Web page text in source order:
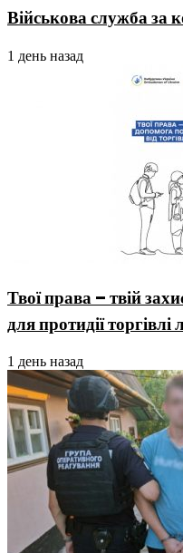
Військова служба за
1 день назад
Твої права – твій
для протидії
1 день назад